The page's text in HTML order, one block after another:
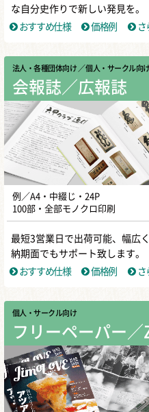
な自分史作りで新しい発見を。
おすすめ仕様
価格例 さ
法人・各種団体向け ／ 個人・サークル向け
会報誌／広報誌
例／A4・中綴じ・24P
100部・全部モノクロ印刷
最短3営業日で出荷可能、幅広
納期面でもサポート致します。
おすすめ仕様
価格例 さ
個人・サークル向け
フリーペーパー／